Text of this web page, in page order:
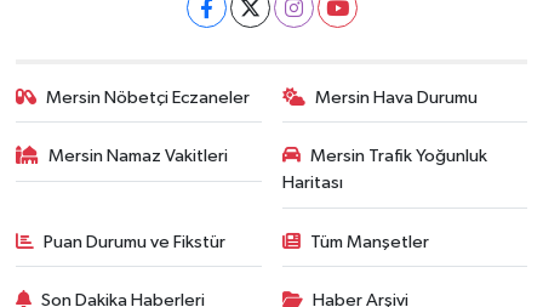
Mersin Nöbetçi Eczaneler Mersin Hava Durumu
Mersin Namaz Vakitleri
Mersin Trafik Yoğunluk
Haritası
Puan Durumu ve Fikstür Tüm Manşetler
Son Dakika Haberleri Haber Arşivi